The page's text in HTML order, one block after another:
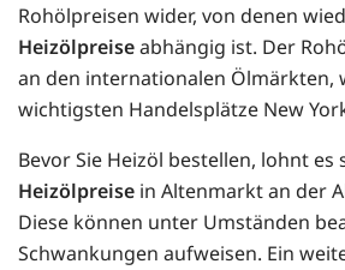
Rohölpreisen wider, von denen
Heizölpreiseabhängig ist. Der
an den internationalen Ölmärkten,
wichtigsten Handelsplätze New
Bevor Sie Heizöl bestellen, lohnt es
Heizölpreise in Altenmarkt an der
Diese können unter Umständen
Schwankungen aufweisen. Ein